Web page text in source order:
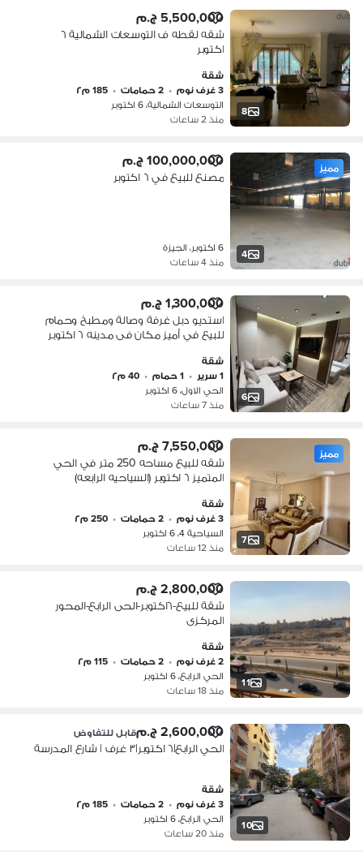
8
5,500,000 ج.م
شقه لقطه ف التوسعات الشمالية ٦
اكتوبر
شقة
3 غرف نوم
• 2 حمامات • 185 م٢
التوسعات الشمالية، 6 اكتوبر
منذ 2 ساعات
4
مميز 100,000,000 ج.م
مصنع للبيع في ٦ اكتوبر
6 اكتوبر، الجيزة
منذ 4 ساعات
6
1,300,000 ج.م
استديو دبل غرفة وصالة ومطبخ وحمام
للبيع في أميز مكان فى مدينه ٦ اكتوبر
شهر مع زيادة الف كل سنة سعر الاستديو
غرفة وصالة ومطبخ وحمام للبيع مساحه
شقة
1 سرير
• 1 حمام • 40 م٢
الحي الاول، 6 اكتوبر
منذ 7 ساعات
7
مميز 7,550,000 ج.م
شقه للبيع مساحه 250 متر في الحي
المتميز ٦ اكتوبر (السياحيه الرابعه)
شقة
3 غرف نوم
• 2 حمامات • 250 م٢
السياحية 4، 6 اكتوبر
منذ 12 ساعات
11
2,800,000 ج.م
شقة للبيع-٦اكتوبر-الحى الرابع-المحور
المركزى
شقة
2 غرف نوم
• 2 حمامات • 115 م٢
الحي الرابع، 6 اكتوبر
منذ 18 ساعات
10
2,600,000 ج.م قابل للتفاوض
الحي الرابع|٦ اكتوبر|٣ غرف | شارع المدرسة
شقة
3 غرف نوم
• 2 حمامات • 185 م٢
الحي الرابع، 6 اكتوبر
منذ 20 ساعات